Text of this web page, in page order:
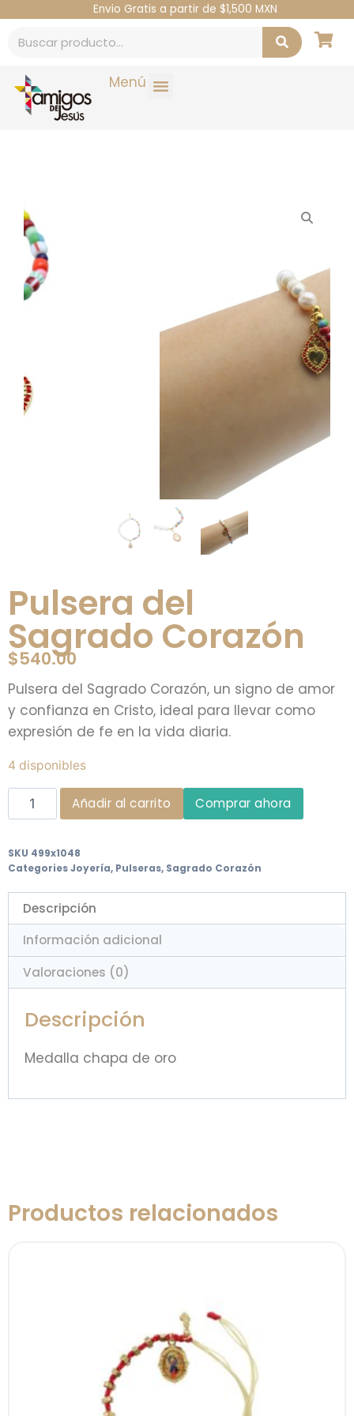
Envio Gratis a partir de $1,500 MXN
Menú
Pulsera del
Sagrado Corazón
$540.00
Pulsera del Sagrado Corazón, un signo de amor
y confianza en Cristo, ideal para llevar como
expresión de fe en la vida diaria.
4 disponibles
Añadir al carrito Comprar ahora
SKU 499x1048
CategoriesJoyería, Pulseras, Sagrado Corazón
Descripción
Información adicional
Valoraciones (0)
Descripción
Medalla chapa de oro
Productos relacionados